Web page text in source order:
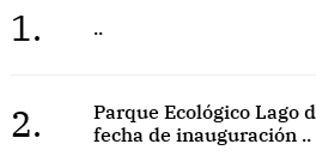
1. ..
2.
Parque Ecológico Lago
fecha de inauguración ..